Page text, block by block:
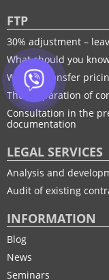
FTP
30% adjustment –
What should you
What is transfer
The preparation of
Consultation in the
documentation
LEGAL SERVICES
Analysis and
Audit of existing
INFORMATION
Blog
News
Seminars